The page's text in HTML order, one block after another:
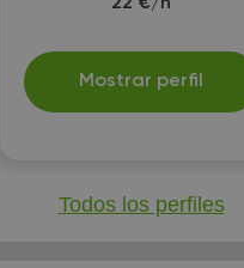
Mostrar perfil
Todos los perfiles